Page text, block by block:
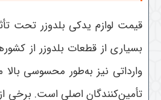
قیمت لوازم یدکی بلدوزر تحت
بسیاری از قطعات بلدوزر از
وارداتی نیز به‌طور محسوسی
تأمین‌کنندگان اصلی است. برخی